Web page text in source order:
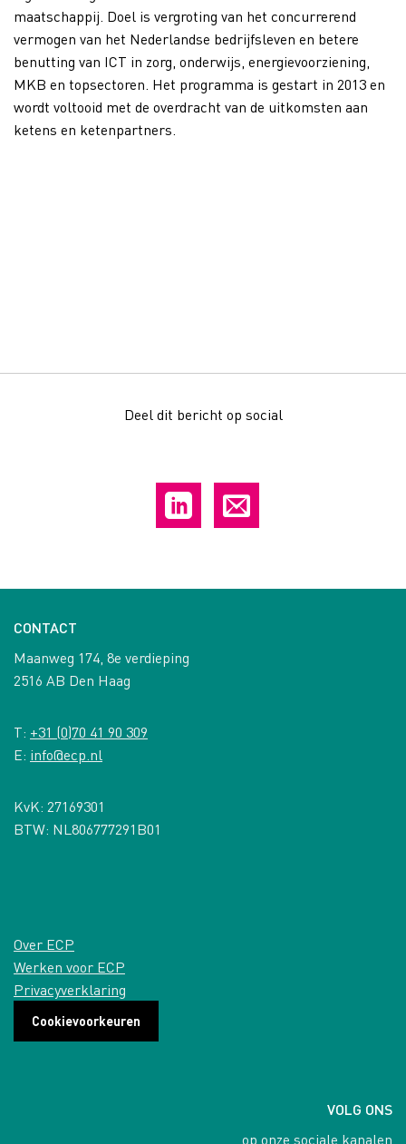
maatschappij. Doel is vergroting van het concurrerend
vermogen van het Nederlandse bedrijfsleven en betere
benutting van ICT in zorg, onderwijs, energievoorziening,
MKB en topsectoren. Het programma is gestart in 2013 en
wordt voltooid met de overdracht van de uitkomsten aan
ketens en ketenpartners.
Deel dit bericht op social
CONTACT
Maanweg 174, 8e verdieping
2516 AB Den Haag
T: +31 (0)70 41 90 309
E: info@ecp.nl
KvK: 27169301
BTW: NL806777291B01
Over ECP
Werken voor ECP
Privacyverklaring
Cookievoorkeuren
VOLG ONS
op onze sociale kanalen